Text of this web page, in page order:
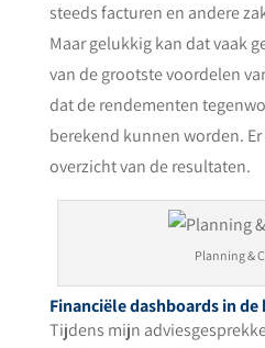
steeds facturen en andere
Maar gelukkig kan dat vaak
van de grootste voordelen
dat de rendementen
berekend kunnen worden.
overzicht van de resultaten.
Planning &
Financiële dashboards in de
Tijdens mijn